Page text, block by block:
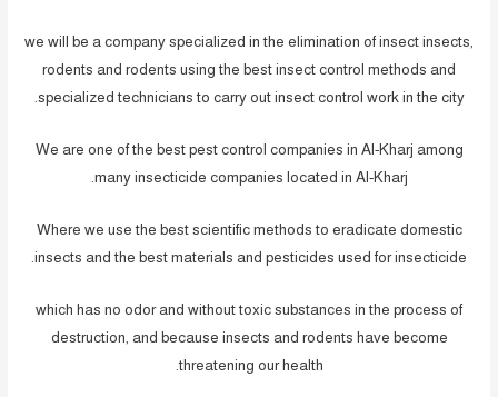
we will be a company specialized in the elimination of insect insects,
rodents and rodents using the best insect control methods and
specialized technicians to carry out insect control work in the city.
We are one of the best pest control companies in Al-Kharj among
many insecticide companies located in Al-Kharj.
Where we use the best scientific methods to eradicate domestic
insects and the best materials and pesticides used for insecticide.
which has no odor and without toxic substances in the process of
destruction, and because insects and rodents have become
threatening our health.